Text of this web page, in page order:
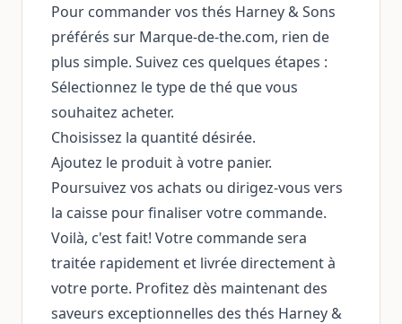
Pour commander vos thés Harney & Sons
préférés sur Marque-de-the.com, rien de
plus simple. Suivez ces quelques étapes :
Sélectionnez le type de thé que vous
souhaitez acheter.
Choisissez la quantité désirée.
Ajoutez le produit à votre panier.
Poursuivez vos achats ou dirigez-vous vers
la caisse pour finaliser votre commande.
Voilà, c'est fait! Votre commande sera
traitée rapidement et livrée directement à
votre porte. Profitez dès maintenant des
saveurs exceptionnelles des thés Harney &